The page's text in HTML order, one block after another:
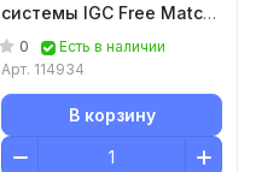
системы IGC Free Match
RCI-X12NH
0
Есть в наличии
Арт. 114934
В корзину